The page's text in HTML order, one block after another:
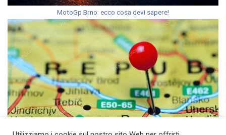
MotoGp Brno: ecco cosa devi sapere!